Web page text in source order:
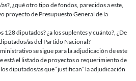
¿qué otro tipo de fondos, parecidos a este,
proyecto de Presupuesto General de la
128 diputados? ¿a los suplentes y cuánto?, ¿De
as del Partido Nacional?
se sigue para la adjudicación de este
está el listado de proyectos o requerimiento de
diputados/as que “justifican” la adjudicación